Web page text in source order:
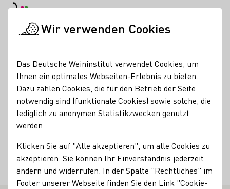
deConinckwines BV
Fakten
Land
Niederlande
Ort
Bergen op Zoom
Wir verwenden Cookies
Das Deutsche Weininstitut verwendet Cookies, um
Ihnen ein optimales Webseiten-Erlebnis zu bieten.
Dazu zählen Cookies, die für den Betrieb der Seite
notwendig sind (funktionale Cookies) sowie solche, die
lediglich zu anonymen Statistikzwecken genutzt
werden.
Klicken Sie auf "Alle akzeptieren", um alle Cookies zu
akzeptieren. Sie können Ihr Einverständnis jederzeit
ändern und widerrufen. In der Spalte "Rechtliches" im
Footer unserer Webseite finden Sie den Link "Cookie-